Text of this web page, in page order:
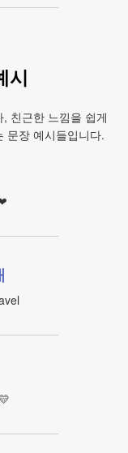
시
친근한 느낌을 쉽게
문장 예시들입니다.